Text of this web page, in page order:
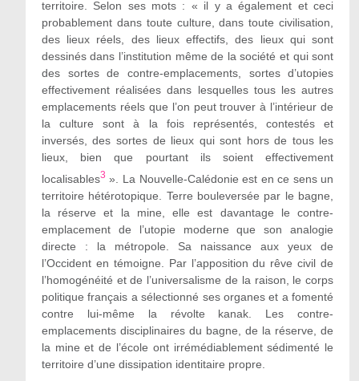
territoire. Selon ses mots : « il y a également et ceci
probablement dans toute culture, dans toute civilisation,
des lieux réels, des lieux effectifs, des lieux qui sont
dessinés dans l’institution même de la société et qui sont
des sortes de contre-emplacements, sortes d’utopies
effectivement réalisées dans lesquelles tous les autres
emplacements réels que l’on peut trouver à l’intérieur de
la culture sont à la fois représentés, contestés et
inversés, des sortes de lieux qui sont hors de tous les
lieux, bien que pourtant ils soient effectivement
localisables3 ». La Nouvelle-Calédonie est en ce sens un
territoire hétérotopique. Terre bouleversée par le bagne,
la réserve et la mine, elle est davantage le contre-
emplacement de l’utopie moderne que son analogie
directe : la métropole. Sa naissance aux yeux de
l’Occident en témoigne. Par l’apposition du rêve civil de
l’homogénéité et de l’universalisme de la raison, le corps
politique français a sélectionné ses organes et a fomenté
contre lui-même la révolte kanak. Les contre-
emplacements disciplinaires du bagne, de la réserve, de
la mine et de l’école ont irrémédiablement sédimenté le
territoire d’une dissipation identitaire propre.